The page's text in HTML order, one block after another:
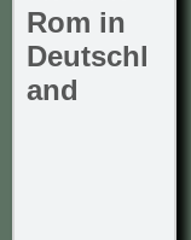
Rom in
Deutschl
and